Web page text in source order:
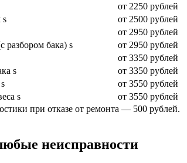
от 2250 рублей
s
от 2500 рублей
от 2950 рублей
разбором бака) s
от 2950 рублей
от 3350 рублей
s
от 3350 рублей
от 3550 рублей
s
от 3550 рублей
при отказе от ремонта — 500 рублей.
неисправности